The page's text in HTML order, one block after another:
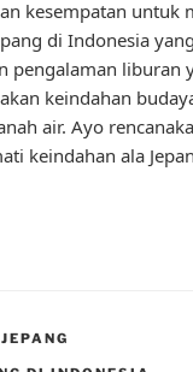
kesempatan untuk
di Indonesia
pengalaman liburan
keindahan
air. Ayo
keindahan ala